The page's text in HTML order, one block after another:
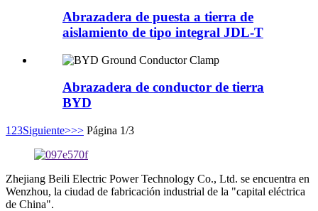
Abrazadera de puesta a tierra de
aislamiento de tipo integral JDL-T
Abrazadera de conductor de tierra
BYD
1 23Siguiente>>> Página 1/3
Zhejiang Beili Electric Power Technology Co., Ltd. se encuentra en
Wenzhou, la ciudad de fabricación industrial de la "capital eléctrica
de China".